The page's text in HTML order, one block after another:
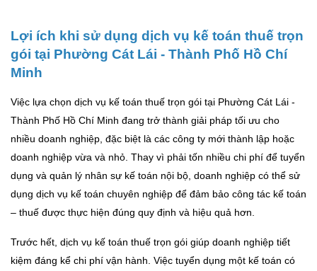
Lợi ích khi sử dụng dịch vụ kế toán thuế trọn
gói tại Phường Cát Lái - Thành Phố Hồ Chí
Minh
Việc lựa chọn dịch vụ kế toán thuế trọn gói tại Phường Cát Lái -
Thành Phố Hồ Chí Minh đang trở thành giải pháp tối ưu cho
nhiều doanh nghiệp, đặc biệt là các công ty mới thành lập hoặc
doanh nghiệp vừa và nhỏ. Thay vì phải tốn nhiều chi phí để tuyển
dụng và quản lý nhân sự kế toán nội bộ, doanh nghiệp có thể sử
dụng dịch vụ kế toán chuyên nghiệp để đảm bảo công tác kế toán
– thuế được thực hiện đúng quy định và hiệu quả hơn.
Trước hết, dịch vụ kế toán thuế trọn gói giúp doanh nghiệp tiết
kiệm đáng kể chi phí vận hành. Việc tuyển dụng một kế toán có